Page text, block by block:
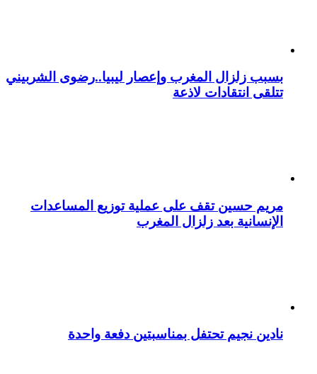
بسبب زلزال المغرب وإعصار ليبيا..رضوى الشربيني
تتلقى انتقادات لاذعة
مريم حسين تقف على عملية توزيع المساعدات
الإنسانية بعد زلزال المغرب
نادين نجيم تحتفل بمناسبتين دفعة واحدة